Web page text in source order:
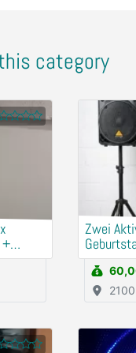
category
+
​Zwei